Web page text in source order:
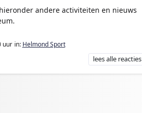
andere activiteiten en nieuws
uur in: Helmond Sport
leesalle reacties